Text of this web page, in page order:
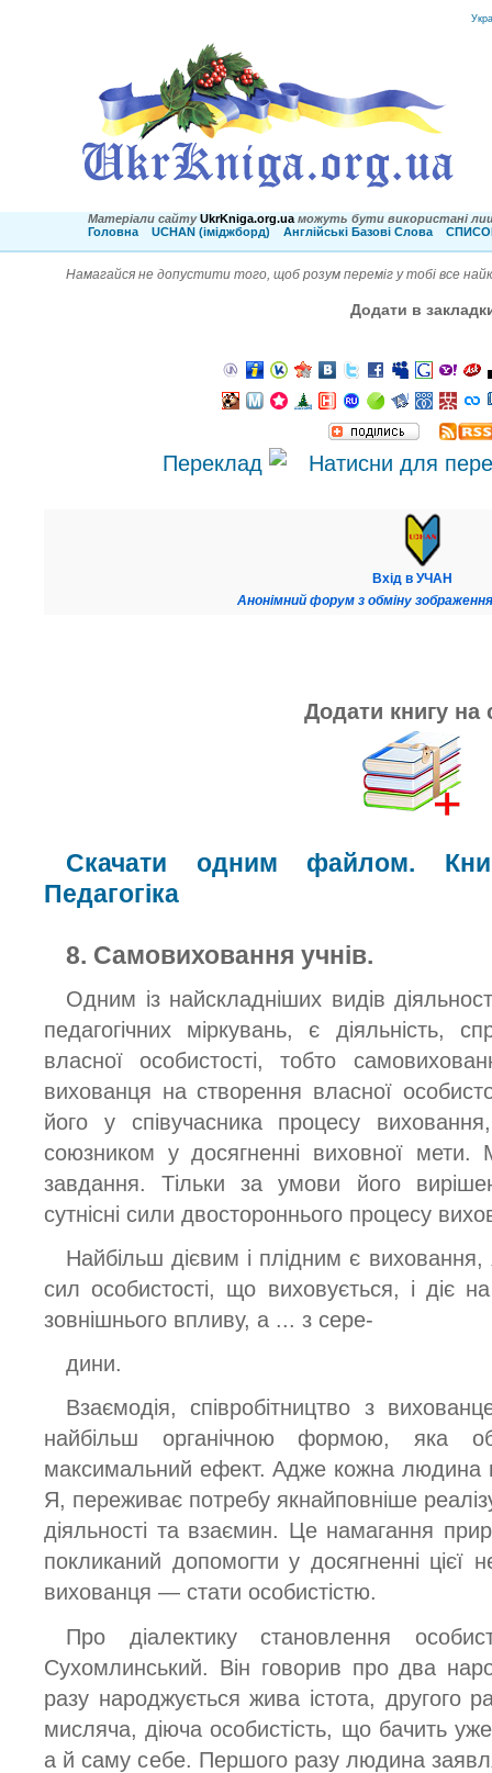
Матеріали сайту UkrKniga.org.ua можуть бути використані
Головна
UCHAN (іміджборд) Англійські Базові Слова
Намагайся не допустити того, щоб розум переміг у тобі все
Додати в
Переклад
Вхід в УЧАН
Анонімний форум з обміну
Додати книгу на
Скачати одним файлом.
Педагогіка
8. Самовиховання учнів.
Одним із найскладніших видів
педагогічних міркувань, є діяльність,
власної особистості, тобто
вихованця на створення власної
його у співучасника процесу
союзником у досягненні виховної
завдання. Тільки за умови його
сутнісні сили двостороннього процесу
Найбільш дієвим і плідним є
сил особистості, що виховується, і діє
зовнішнього впливу, а ... з сере-
дини.
Взаємодія, співробітництво з
найбільш органічною формою, яка
максимальний ефект. Адже кожна людина
Я, переживає потребу якнайповніше
діяльності та взаємин. Це намагання
покликаний допомогти у досягненні цієї
вихованця — стати особистістю.
Про діалектику становлення
Сухомлинський. Він говорив про два
разу народжується жива істота, другого
мисляча, діюча особистість, що бачить
а й саму себе. Першого разу людина